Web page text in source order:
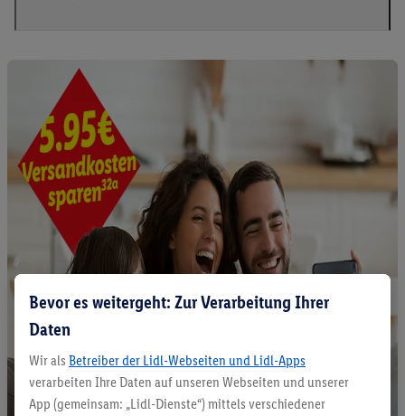
Bevor es weitergeht: Zur Verarbeitung Ihrer
Daten
Wir als Betreiber der Lidl-Webseiten und Lidl-Apps
verarbeiten Ihre Daten auf unseren Webseiten und unserer
App (gemeinsam: „Lidl-Dienste“) mittels verschiedener